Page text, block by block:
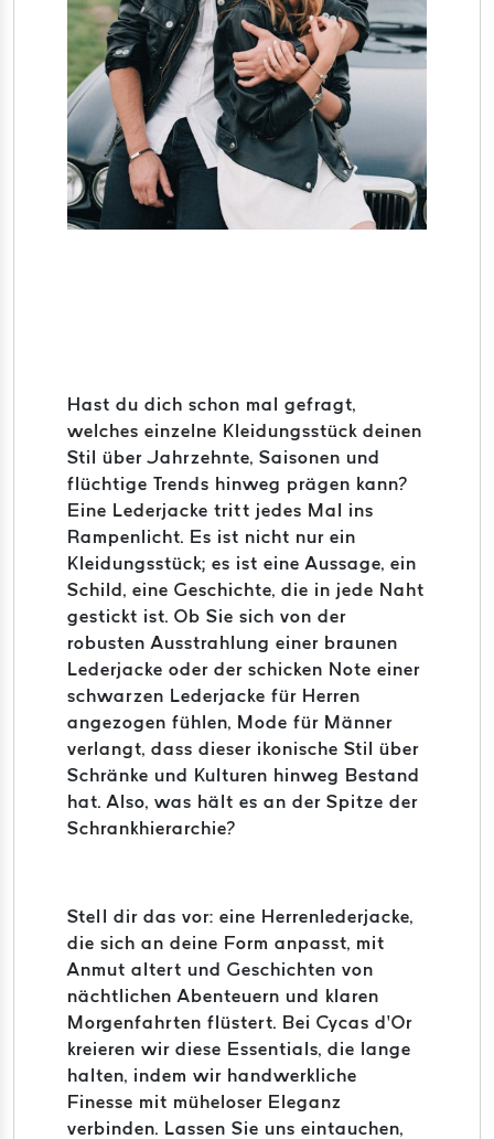
Hast du dich schon mal gefragt,
welches einzelne Kleidungsstück deinen
Stil über Jahrzehnte, Saisonen und
flüchtige Trends hinweg prägen kann?
Eine Lederjacke tritt jedes Mal ins
Rampenlicht. Es ist nicht nur ein
Kleidungsstück; es ist eine Aussage, ein
Schild, eine Geschichte, die in jede Naht
gestickt ist. Ob Sie sich von der
robusten Ausstrahlung einer braunen
Lederjacke oder der schicken Note einer
schwarzen Lederjacke für Herren
angezogen fühlen, Mode für Männer
verlangt, dass dieser ikonische Stil über
Schränke und Kulturen hinweg Bestand
hat. Also, was hält es an der Spitze der
Schrankhierarchie?
Stell dir das vor: eine Herrenlederjacke,
die sich an deine Form anpasst, mit
Anmut altert und Geschichten von
nächtlichen Abenteuern und klaren
Morgenfahrten flüstert. Bei Cycas d’Or
kreieren wir diese Essentials, die lange
halten, indem wir handwerkliche
Finesse mit müheloser Eleganz
verbinden. Lassen Sie uns eintauchen,